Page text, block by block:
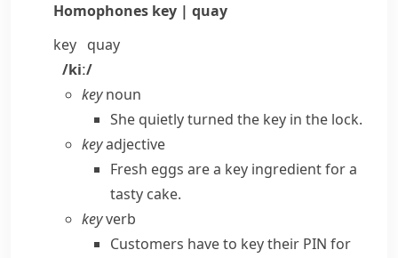
Homophones key | quay
key quay
/kiː/
keynoun
She quietly turned the key in the lock.
keyadjective
Fresh eggs are a key ingredient for a
tasty cake.
keyverb
Customers have to key their PIN for